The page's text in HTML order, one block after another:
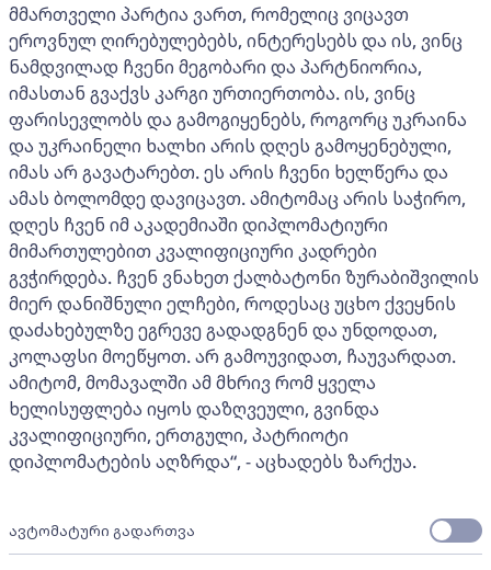
მმართველი პარტია ვართ, რომელიც ვიცავთ
ეროვნულ ღირებულებებს, ინტერესებს და ის, ვინც
ნამდვილად ჩვენი მეგობარი და პარტნიორია,
იმასთან გვაქვს კარგი ურთიერთობა. ის, ვინც
ფარისევლობს და გამოგიყენებს, როგორც უკრაინა
და უკრაინელი ხალხი არის დღეს გამოყენებული,
იმას არ გავატარებთ. ეს არის ჩვენი ხელწერა და
ამას ბოლომდე დავიცავთ. ამიტომაც არის საჭირო,
დღეს ჩვენ იმ აკადემიაში დიპლომატიური
მიმართულებით კვალიფიციური კადრები
გვჭირდება. ჩვენ ვნახეთ ქალბატონი ზურაბიშვილის
მიერ დანიშნული ელჩები, როდესაც უცხო ქვეყნის
დაძახებულზე ეგრევე გადადგნენ და უნდოდათ,
კოლაფსი მოეწყოთ. არ გამოუვიდათ, ჩაუვარდათ.
ამიტომ, მომავალში ამ მხრივ რომ ყველა
ხელისუფლება იყოს დაზღვეული, გვინდა
კვალიფიციური, ერთგული, პატრიოტი
დიპლომატების აღზრდა“, - აცხადებს ზარქუა.
ავტომატური გადართვა